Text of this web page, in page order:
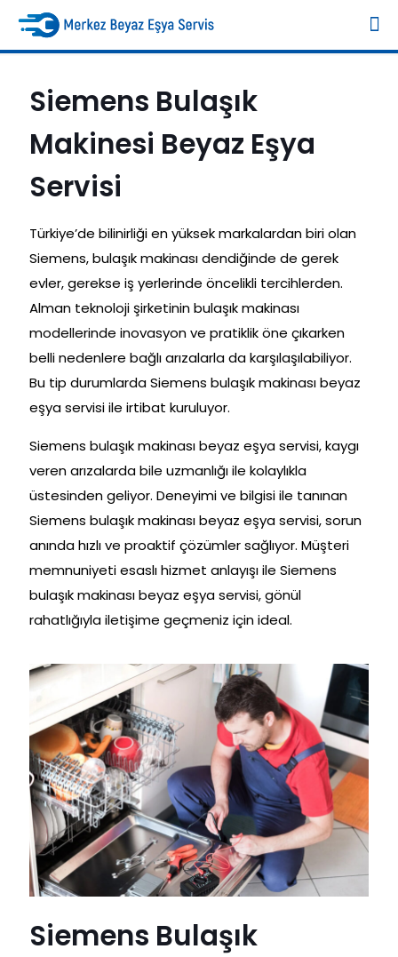
Siemens Bulaşık
Makinesi Beyaz Eşya
Servisi
Türkiye’de bilinirliği en yüksek markalardan biri olan
Siemens, bulaşık makinası dendiğinde de gerek
evler, gerekse iş yerlerinde öncelikli tercihlerden.
Alman teknoloji şirketinin bulaşık makinası
modellerinde inovasyon ve pratiklik öne çıkarken
belli nedenlere bağlı arızalarla da karşılaşılabiliyor.
Bu tip durumlarda Siemens bulaşık makinası beyaz
eşya servisi ile irtibat kuruluyor.
Siemens bulaşık makinası beyaz eşya servisi, kaygı
veren arızalarda bile uzmanlığı ile kolaylıkla
üstesinden geliyor. Deneyimi ve bilgisi ile tanınan
Siemens bulaşık makinası beyaz eşya servisi, sorun
anında hızlı ve proaktif çözümler sağlıyor. Müşteri
memnuniyeti esaslı hizmet anlayışı ile Siemens
bulaşık makinası beyaz eşya servisi, gönül
rahatlığıyla iletişime geçmeniz için ideal.
Siemens Bulaşık